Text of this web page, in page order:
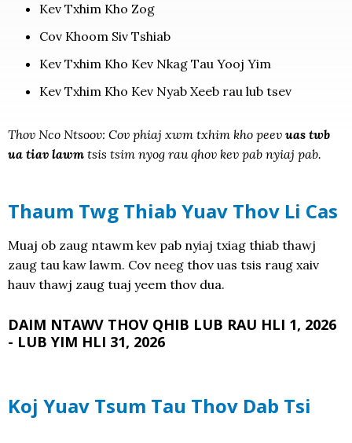
Kev Txhim Kho Zog
Cov Khoom Siv Tshiab
Kev Txhim Kho Kev Nkag Tau Yooj Yim
Kev Txhim Kho Kev Nyab Xeeb rau lub tsev
Thov Nco Ntsoov: Cov phiaj xwm txhim kho peev uas twb
ua tiav lawm tsis tsim nyog rau qhov kev pab nyiaj pab.
Thaum Twg Thiab Yuav Thov Li Cas
Muaj ob zaug ntawm kev pab nyiaj txiag thiab thawj
zaug tau kaw lawm. Cov neeg thov uas tsis raug xaiv
hauv thawj zaug tuaj yeem thov dua.
DAIM NTAWV THOV QHIB LUB RAU HLI 1, 2026
- LUB YIM HLI 31, 2026
Koj Yuav Tsum Tau Thov Dab Tsi